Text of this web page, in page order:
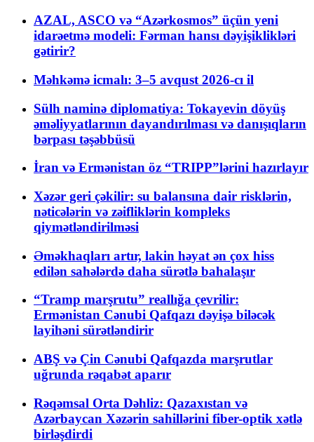
AZAL, ASCO və “Azərkosmos” üçün yeni
idarəetmə modeli: Fərman hansı dəyişiklikləri
gətirir?
Məhkəmə icmalı: 3–5 avqust 2026-cı il
Sülh naminə diplomatiya: Tokayevin döyüş
əməliyyatlarının dayandırılması və danışıqların
bərpası təşəbbüsü
İran və Ermənistan öz “TRIPP”lərini hazırlayır
Xəzər geri çəkilir: su balansına dair risklərin,
nəticələrin və zəifliklərin kompleks
qiymətləndirilməsi
Əməkhaqları artır, lakin həyat ən çox hiss
edilən sahələrdə daha sürətlə bahalaşır
“Tramp marşrutu” reallığa çevrilir:
Ermənistan Cənubi Qafqazı dəyişə biləcək
layihəni sürətləndirir
ABŞ və Çin Cənubi Qafqazda marşrutlar
uğrunda rəqabət aparır
Rəqəmsal Orta Dəhliz: Qazaxıstan və
Azərbaycan Xəzərin sahillərini fiber-optik xətlə
birləşdirdi